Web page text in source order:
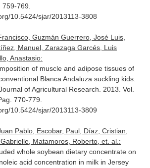
769.
10.5424/sjar/2013113-3808
Guzmán Guerrero, José Luis,
Manuel, Zarazaga Garcés, Luis
Anastasio:
of muscle and adipose tissues of
Blanca Andaluza suckling kids.
of Agricultural Research . 2013. Vol.
770-779.
10.5424/sjar/2013113-3809
Pablo, Escobar, Paul, Díaz, Cristian,
Matamoros, Roberto, et. al.:
whole soybean dietary concentrate on
acid concentration in milk in Jersey